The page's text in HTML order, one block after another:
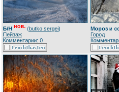
Б/Н нов. (butko.sergei)
Пейзаж
Комментарии: 0
Мороз и
Город